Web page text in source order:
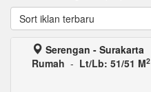
Sort iklan terbaru
Serengan - Surakarta
Rumah - Lt/Lb: 51/51 M2